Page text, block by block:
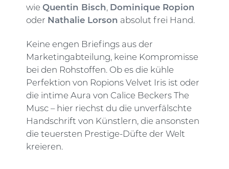
wie Quentin Bisch, Dominique Ropion
oder Nathalie Lorson absolut frei Hand.
Keine engen Briefings aus der
Marketingabteilung, keine Kompromisse
bei den Rohstoffen. Ob es die kühle
Perfektion von Ropions Velvet Iris ist oder
die intime Aura von Calice Beckers The
Musc – hier riechst du die unverfälschte
Handschrift von Künstlern, die ansonsten
die teuersten Prestige-Düfte der Welt
kreieren.